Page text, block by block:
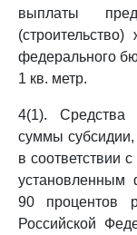
выплаты
федерального
1 кв. метр.
4(1). Средства
суммы
в соответствии
установленным
90 процентов
Российской